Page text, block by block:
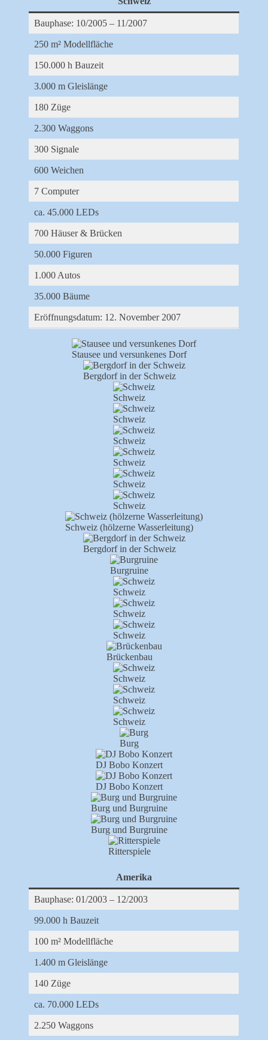
Bauphase: 10/2005 – 11/2007
250 m² Modellfläche
150.000 h Bauzeit
3.000 m Gleislänge
180 Züge
2.300 Waggons
300 Signale
600 Weichen
7 Computer
ca. 45.000 LEDs
700 Häuser & Brücken
50.000 Figuren
1.000 Autos
35.000 Bäume
Eröffnungsdatum: 12. November 2007
Stausee und versunkenes Dorf
Bergdorf in der Schweiz
Schweiz
Schweiz
Schweiz
Schweiz
Schweiz
Schweiz
Schweiz (hölzerne Wasserleitung)
Bergdorf in der Schweiz
Burgruine
Schweiz
Schweiz
Schweiz
Brückenbau
Schweiz
Schweiz
Schweiz
Burg
DJ Bobo Konzert
DJ Bobo Konzert
Burg und Burgruine
Burg und Burgruine
Ritterspiele
Amerika
Bauphase: 01/2003 – 12/2003
99.000 h Bauzeit
100 m² Modellfläche
1.400 m Gleislänge
140 Züge
ca. 70.000 LEDs
2.250 Waggons